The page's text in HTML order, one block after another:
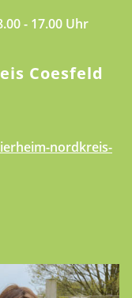
- 17.00 Uhr
Coesfeld
nordkreis-